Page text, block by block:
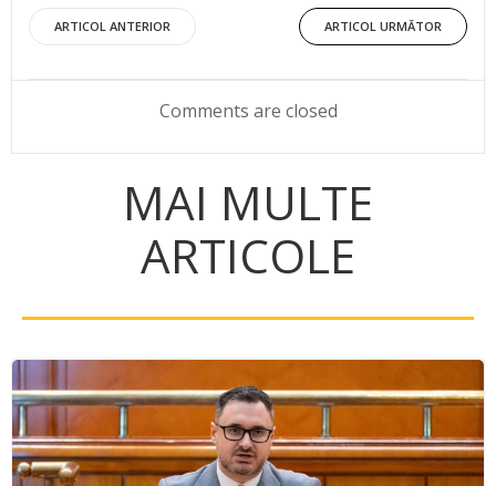
Post
navigation
ARTICOL ANTERIOR
Post
navigation
ARTICOL URMĂTOR
Comments are closed
MAI MULTE
ARTICOLE